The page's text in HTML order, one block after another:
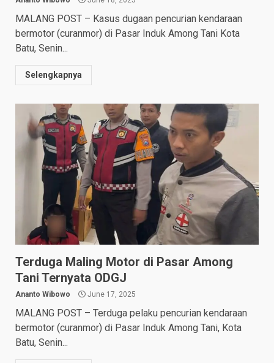
MALANG POST – Kasus dugaan pencurian kendaraan
bermotor (curanmor) di Pasar Induk Among Tani Kota
Batu, Senin...
Selengkapnya
Terduga Maling Motor di Pasar Among
Tani Ternyata ODGJ
Ananto Wibowo June 17, 2025
MALANG POST – Terduga pelaku pencurian kendaraan
bermotor (curanmor) di Pasar Induk Among Tani, Kota
Batu, Senin...